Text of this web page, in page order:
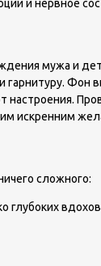
и нервное
мужа и
Фон
искренним
сложного:
глубоких